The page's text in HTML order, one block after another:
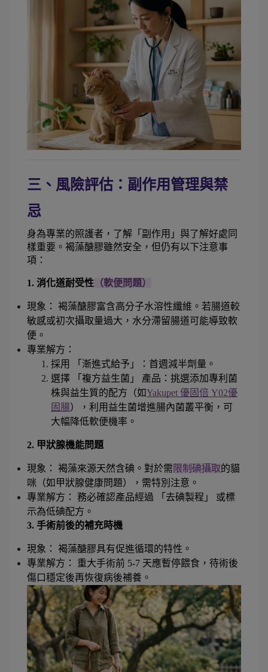
三、風險評估：副作用管理與禁
忌
身為專業的照護者，了解「副作用」與了解好處同
樣重要。褐藻醣膠雖然安全，但仍有以下注意事
項：
1. 消化道耐受性 （軟便問題）
現象： 褐藻醣膠富含高分子水溶性纖維。若腸道較
敏感或初次攝取量過大，水分滯留腸道可能導致軟
便。
專業解方：
採用 「漸進式給予」：首週減半劑量。
選擇 「複方益生菌」 產品：挑選添加專利菌
株與益生質的配方（如Yakupet 優固倍 Y02優
固腸），利用益生菌增進腸內菌叢平衡，可
大幅降低軟便機率。
2. 甲狀腺機能問題
現象： 褐藻來源天然含碘。對於需 限制碘攝取的貓
咪（如甲狀腺健康問題），需特別注意。
專業解方： 務必確認產品經過 「去碘製程」 或標
示為低碘配方。
3. 手術前後的補充時機
現象： 褐藻醣膠具有促進循環的特性。
專業解方： 重大手術前 5-7 天應暫停餵食，待術後
傷口穩定後再恢復病後補養。